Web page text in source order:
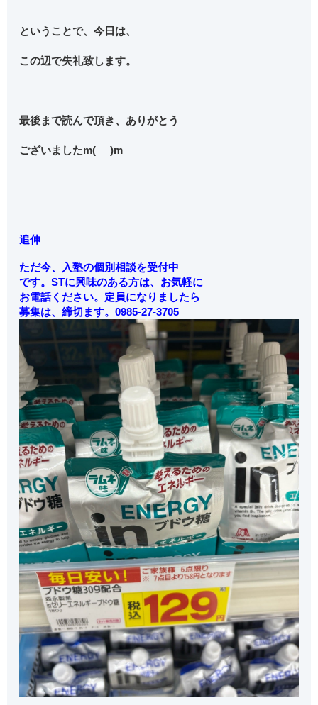
ということで、今日は、
この辺で失礼致します。
最後まで読んで頂き、ありがとう
ございましたm(_ _)m
追伸
ただ今、入塾の個別相談を受付中
です。STに興味のある方は、お気軽に
お電話ください。定員になりましたら
募集は、締切ます。0985-27-3705